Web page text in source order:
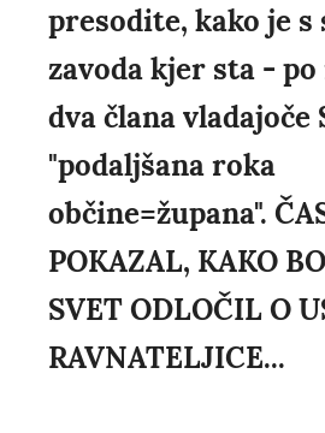
presodite, kako je s
zavoda kjer sta -
dva člana vladajoče
"podaljšana roka
občine=župana".
POKAZAL, KAKO
SVET ODLOČIL O
RAVNATELJICE...